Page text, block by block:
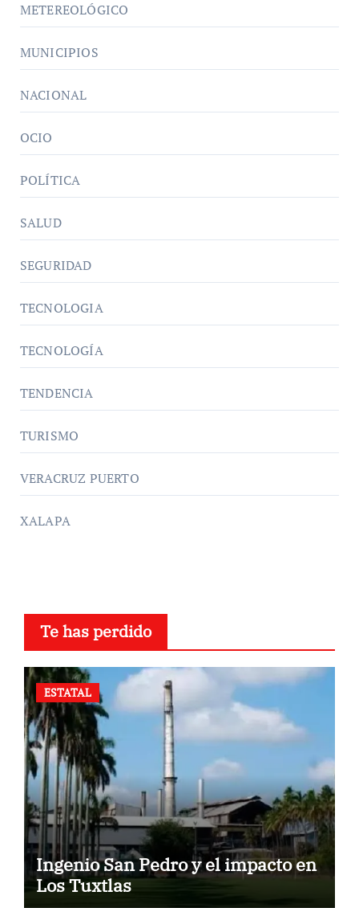
METEREOLÓGICO
MUNICIPIOS
NACIONAL
OCIO
POLÍTICA
SALUD
SEGURIDAD
TECNOLOGIA
TECNOLOGÍA
TENDENCIA
TURISMO
VERACRUZ PUERTO
XALAPA
Te has perdido
ESTATAL
Ingenio San Pedro y el impacto en
Los Tuxtlas